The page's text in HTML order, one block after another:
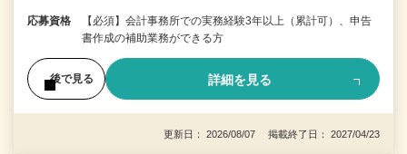
応募資格
【必須】会計事務所での実務経験3年以上（累計可）、申告
書作成の補助業務ができる方
後で見る 詳細を見る
更新日： 2026/08/07 掲載終了日： 2027/04/23